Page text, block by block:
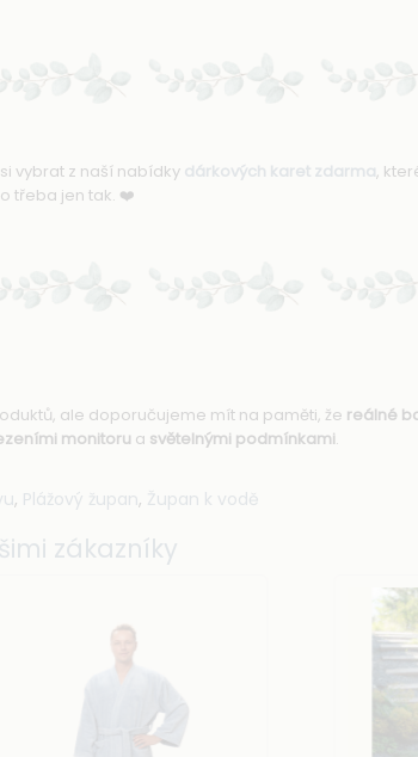
vybrat z naší nabídky dárkových karet zdarma,
třeba jen tak. ❤️
ale doporučujeme mít na paměti, že reálné
monitoru a světelnými podmínkami.
, Plážový župan, Župan k vodě
zákazníky